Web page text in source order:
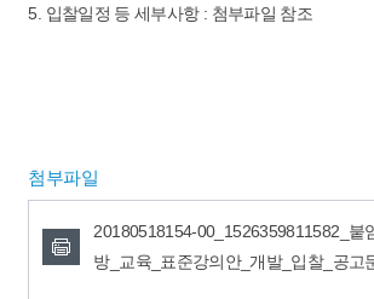
5. 입찰일정 등 세부사항 : 첨부파일 참조
첨부파일
20180518154-00_1526359811582_붙
방_교육_표준강의안_개발_입찰_공고